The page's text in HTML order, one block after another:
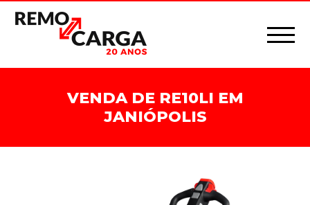
VENDA DE RE10LI EM
JANIÓPOLIS